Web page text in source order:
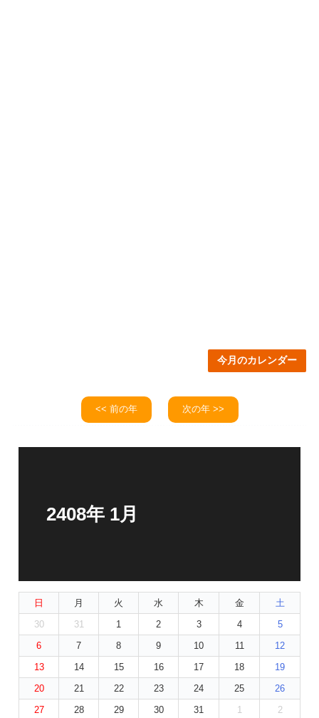
今月のカレンダー
<< 前の年 次の年 >>
2408年 1月
日 月 火 水 木 金
土
30
31 1 2 3 4
5
6
7 8 9 10 11
12
13
14 15 16 17 18
19
20
21 22 23 24 25
26
27
28 29 30 31 1
2